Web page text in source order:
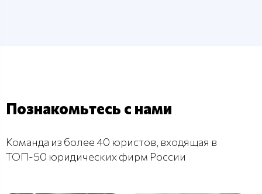
Познакомьтесь с нами
Команда из более 40 юристов, входящая в
ТОП-50 юридических фирм России